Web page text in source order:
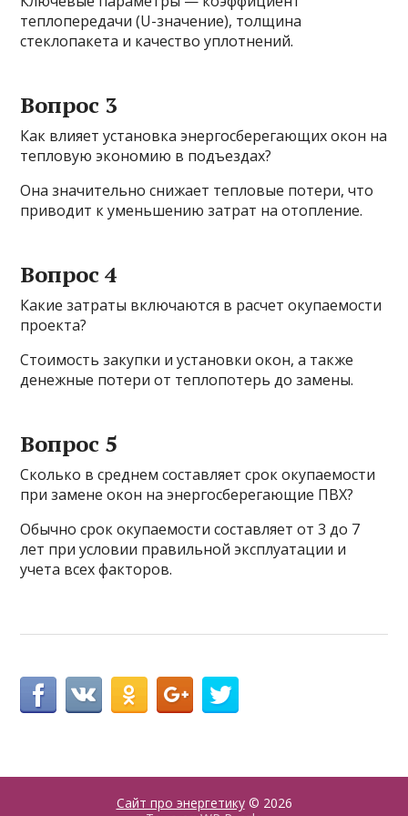
теплопередачи (U-значение), толщина
стеклопакета и качество уплотнений.
Вопрос 3
Как влияет установка энергосберегающих окон на
тепловую экономию в подъездах?
Она значительно снижает тепловые потери, что
приводит к уменьшению затрат на отопление.
Вопрос 4
Какие затраты включаются в расчет окупаемости
проекта?
Стоимость закупки и установки окон, а также
денежные потери от теплопотерь до замены.
Вопрос 5
Сколько в среднем составляет срок окупаемости
при замене окон на энергосберегающие ПВХ?
Обычно срок окупаемости составляет от 3 до 7
лет при условии правильной эксплуатации и
учета всех факторов.
Сайт про энергетику© 2026